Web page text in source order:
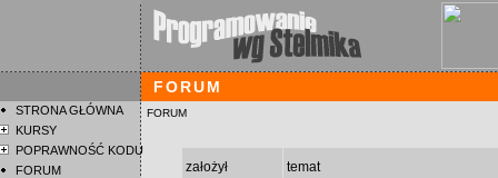
FORUM
FORUM
założył
temat
STRONA GŁÓWNA
KURSY
POPRAWNOŚĆ KODU
FORUM